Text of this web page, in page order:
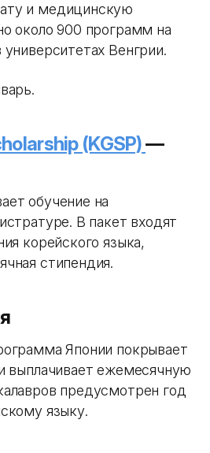
и медицинскую
около 900 программ на
Венгрии.
(KGSP)—
обучение на
В пакет входят
корейского языка,
стипендия.
Японии покрывает
выплачивает ежемесячную
предусмотрен год
языку.